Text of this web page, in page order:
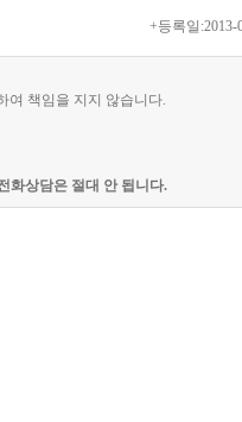
+등록일:2013-
여 책임을 지지 않습니다.
화상담은 절대 안 됩니다.